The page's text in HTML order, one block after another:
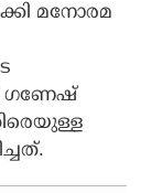
മനോരമ
ഗണേഷ്